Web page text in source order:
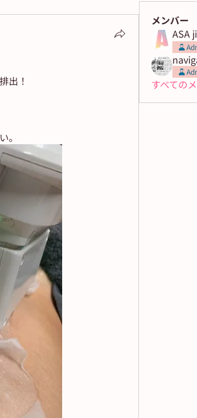
出！
。
メンバー
ASA
すべての